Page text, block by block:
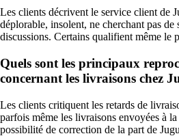
Les clients décrivent le service client de
déplorable, insolent, ne cherchant pas de
discussions. Certains qualifient même le
Quels sont les principaux
concernant les livraisons chez
Les clients critiquent les retards de
parfois même les livraisons envoyées à la
possibilité de correction de la part de